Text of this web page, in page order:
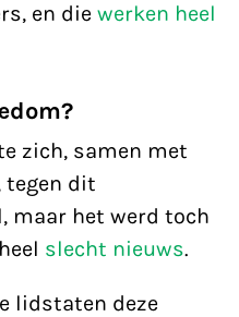
en die werken heel
zich, samen met
tegen dit
maar het werd toch
slecht nieuws.
lidstaten deze